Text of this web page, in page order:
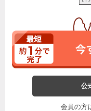
公
会員の方